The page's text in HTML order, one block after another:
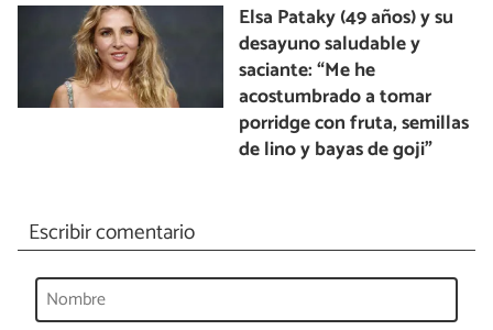
Elsa Pataky (49 años) y su
desayuno saludable y
saciante: “Me he
acostumbrado a tomar
porridge con fruta, semillas
de lino y bayas de goji”
Escribir comentario